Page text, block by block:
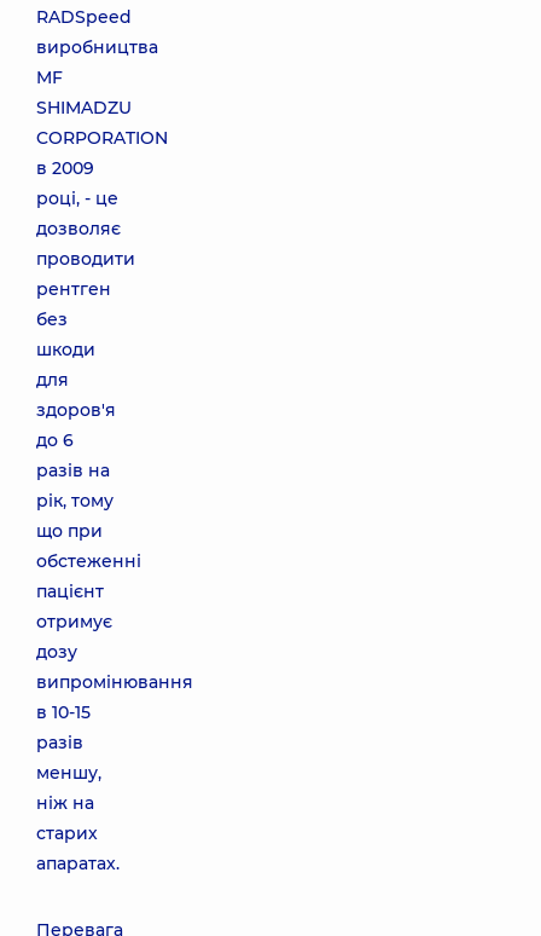
RADSpeed
виробництва
MF
SHIMADZU
CORPORATION
в 2009
році, - це
дозволяє
проводити
рентген
без
шкоди
для
здоров'я
до 6
разів на
рік, тому
що при
обстеженні
пацієнт
отримує
дозу
випромінювання
в 10-15
разів
меншу,
ніж на
старих
апаратах.
Перевага